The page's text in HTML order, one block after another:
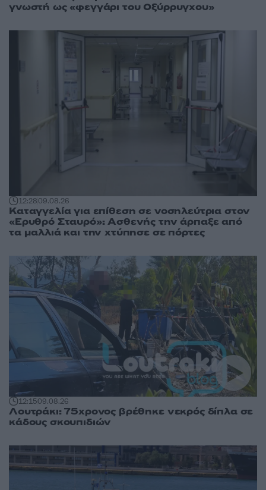
γνωστή ως «φεγγάρι του Οξύρρυγχου»
12:2809.08.26
Καταγγελία για επίθεση σε νοσηλεύτρια στον
«Ερυθρό Σταυρό»: Ασθενής την άρπαξε από
τα μαλλιά και την χτύπησε σε πόρτες
12:1509.08.26
Λουτράκι: 75χρονος βρέθηκε νεκρός δίπλα σε
κάδους σκουπιδιών